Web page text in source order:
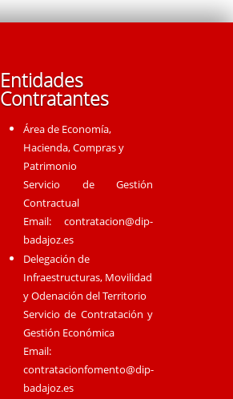
Entidades
Contratantes
Área de Economía,
Hacienda, Compras y
Patrimonio
Servicio de Gestión
Contractual
Email:contratacion@dip-
badajoz.es
Delegación de
Infraestructuras, Movilidad
y Odenación del Territorio
Servicio de Contratación y
Gestión Económica
Email:
contratacionfomento@dip-
badajoz.es